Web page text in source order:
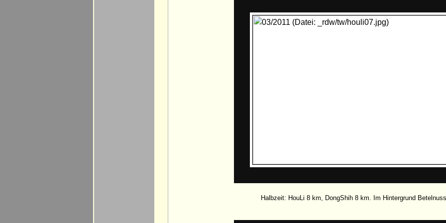
Halbzeit: HouLi 8 km, DongShih 8 km. Im Hintergrund